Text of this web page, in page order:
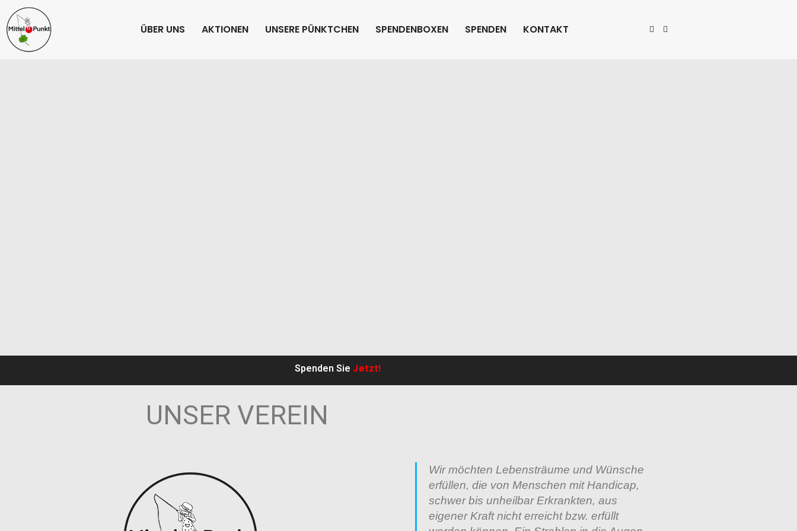
ÜBER UNS AKTIONEN UNSERE PÜNKTCHEN SPENDENBOXEN SPENDEN KONTAKT
Kinderherzen
Spenden Sie Jetzt!
UNSER VEREIN
Wir möchten Lebensträume und Wünsche
erfüllen, die von Menschen mit Handicap,
schwer bis unheilbar Erkrankten, aus
eigener Kraft nicht erreicht bzw. erfüllt